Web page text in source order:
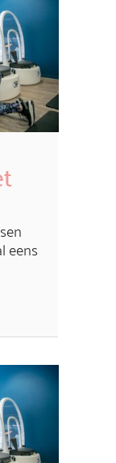
eens